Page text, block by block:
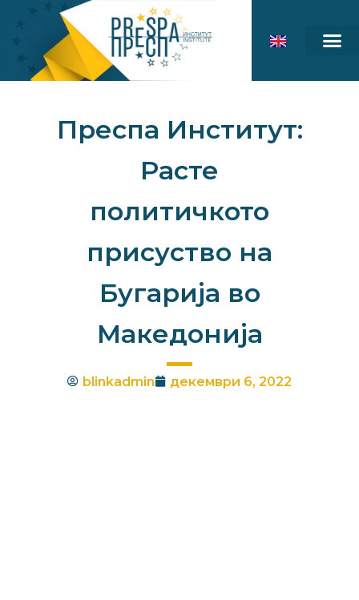
Преспа Институт:
Расте
политичкото
присуство на
Бугарија во
Македонија
blinkadmin декември 6, 2022